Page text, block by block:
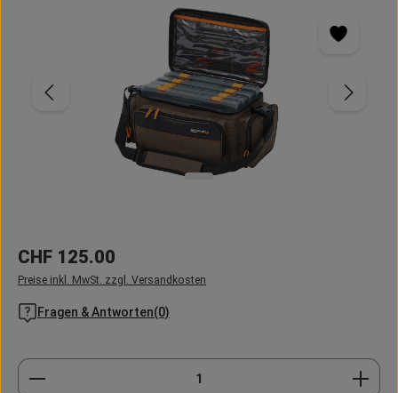
Regulärer Preis:
CHF 125.00
Preise inkl. MwSt. zzgl. Versandkosten
Fragen & Antworten(0)
Produkt Anzahl: Gib den gewünschten Wert ein